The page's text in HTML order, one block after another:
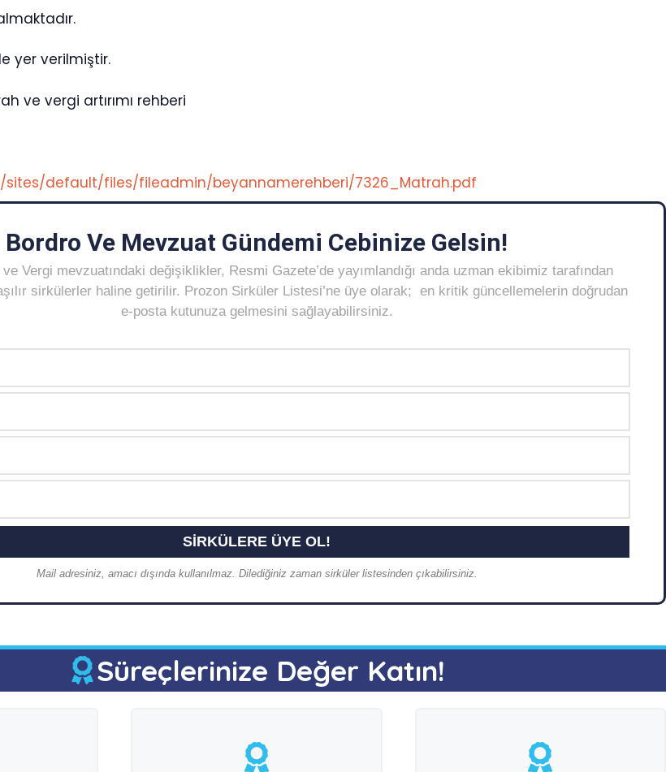
yer verilmiştir.
ve vergi artırımı rehberi
sites/default/files/fileadmin/beyannamerehberi/7326_Matrah.pdf
Bordro Ve Mevzuat Gündemi Cebinize Gelsin!
Vergi mevzuatındaki değişiklikler, Resmi Gazete’de yayımlandığı anda uzman ekibimiz tarafından
sirkülerler haline getirilir. Prozon Sirküler Listesi’ne üye olarak; en kritik güncellemelerin doğrudan
e-posta kutunuza gelmesini sağlayabilirsiniz.
Mail adresiniz, amacı dışında kullanılmaz. Dilediğiniz zaman sirküler listesinden çıkabilirsiniz.
Süreçlerinize Değer Katın!